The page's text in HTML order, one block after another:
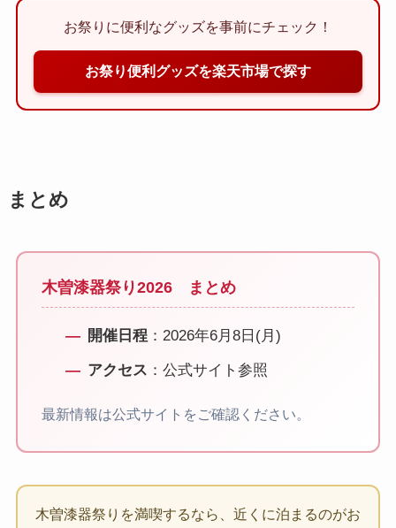
お祭りに便利なグッズを事前にチェック！
お祭り便利グッズを楽天市場で探す
まとめ
木曽漆器祭り2026 まとめ
開催日程：2026年6月8日(月)
アクセス ：公式サイト参照
最新情報は公式サイトをご確認ください。
木曽漆器祭りを満喫するなら、近くに泊まるのがお